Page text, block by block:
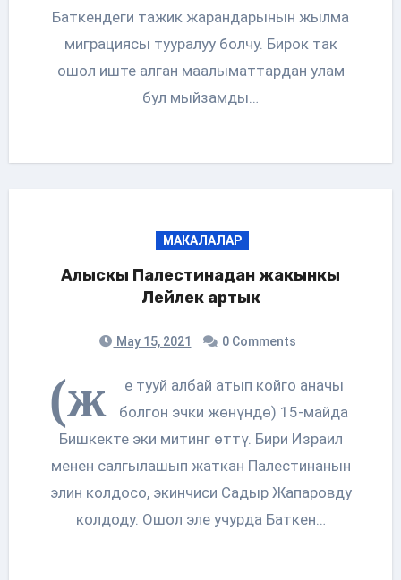
Баткендеги тажик жарандарынын жылма
миграциясы тууралуу болчу. Бирок так
ошол иште алган маалыматтардан улам
бул мыйзамды…
МАКАЛАЛАР
Алыскы Палестинадан жакынкы
Лейлек артык
May 15, 2021 0 Comments
(ж
е тууй албай атып койго аначы
болгон эчки жөнүндө) 15-майда
Бишкекте эки митинг өттү. Бири Израил
менен салгылашып жаткан Палестинанын
элин колдосо, экинчиси Садыр Жапаровду
колдоду. Ошол эле учурда Баткен…